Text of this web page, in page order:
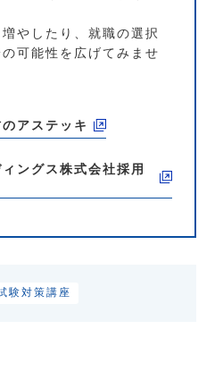
やしたり、就職の選択
可能性を広げてみませ
アステッキ
ングス株式会社採用
験対策講座